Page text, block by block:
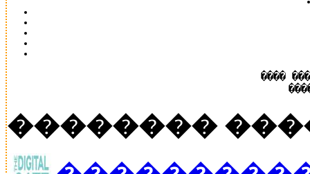
����
��������